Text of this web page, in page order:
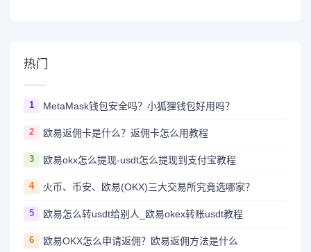
热门
1 MetaMask钱包安全吗？小狐狸钱包好用吗？
2 欧易返佣卡是什么？返佣卡怎么用教程
3 欧易okx怎么提现-usdt怎么提现到支付宝教程
4 火币、币安、欧易(OKX)三大交易所究竟选哪家？
5 欧易怎么转usdt给别人_欧易okex转账usdt教程
6 欧易OKX怎么申请返佣？欧易返佣方法是什么